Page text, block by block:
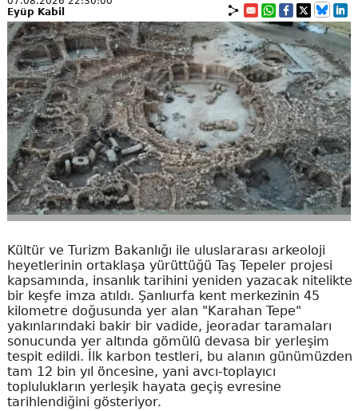
Eyüp Kabil
Kültür ve Turizm Bakanlığı ile uluslararası arkeoloji
heyetlerinin ortaklaşa yürüttüğü Taş Tepeler projesi
kapsamında, insanlık tarihini yeniden yazacak nitelikte
bir keşfe imza atıldı. Şanlıurfa kent merkezinin 45
kilometre doğusunda yer alan "Karahan Tepe"
yakınlarındaki bakir bir vadide, jeoradar taramaları
sonucunda yer altında gömülü devasa bir yerleşim
tespit edildi. İlk karbon testleri, bu alanın günümüzden
tam 12 bin yıl öncesine, yani avcı-toplayıcı
toplulukların yerleşik hayata geçiş evresine
tarihlendiğini gösteriyor.